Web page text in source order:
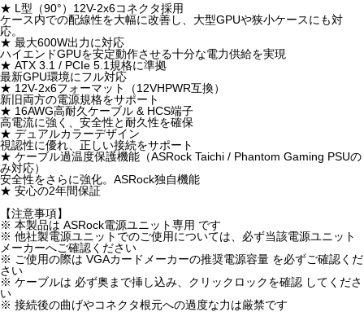
★ L型（90°）12V-2x6コネクタ採用
ケース内での配線性を大幅に改善し、大型GPUや狭小ケースにも対
応。
★ 最大600W出力に対応
ハイエンドGPUを安定動作させる十分な電力供給を実現
★ ATX 3.1 / PCIe 5.1規格に準拠
最新GPU環境にフル対応
★ 12V-2x6フォーマット（12VHPWR互換）
新旧両方の電源規格をサポート
★ 16AWG高耐久ケーブル & HCS端子
高電流に強く、安全性と耐久性を確保
★ デュアルカラーデザイン
視認性に優れ、正しい接続をサポート
★ ケーブル過温度保護機能（ASRock Taichi / Phantom Gaming PSUの
み対応）
安全性をさらに強化。ASRock独自機能
★ 安心の2年間保証
【注意事項】
※ 本製品は ASRock電源ユニット専用 です
※ 他社製電源ユニットでのご使用については、必ず当該電源ユニット
メーカーへご確認ください
※ ご使用の際は VGAカードメーカーの推奨電源容量 を必ずご確認くだ
さい
※ ケーブルは 必ず奥まで挿し込み、クリックロックを確認 してくださ
い
※ 接続後の曲げやコネクタ根元への過度な力は厳禁です